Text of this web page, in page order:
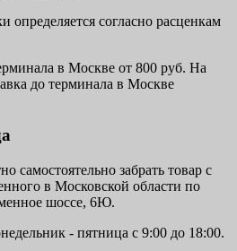
определяется согласно расценкам
в Москве от 800 руб. На
до терминала в Москве
самостоятельно забрать товар с
в Московской области по
шоссе, 6Ю.
- пятница с 9:00 до 18:00.